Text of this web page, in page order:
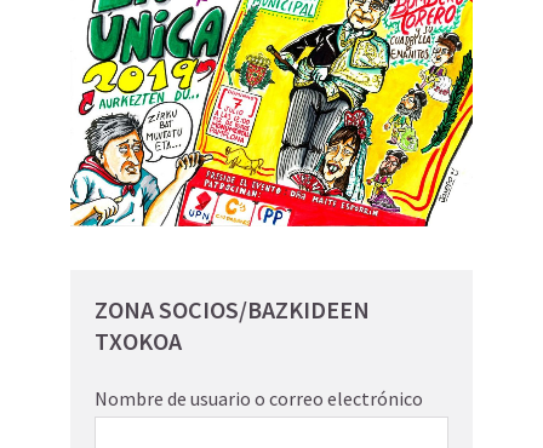
ZONA SOCIOS/BAZKIDEEN
TXOKOA
Nombre de usuario o correo electrónico